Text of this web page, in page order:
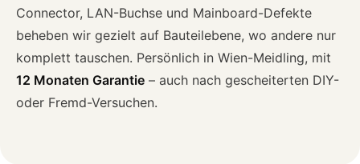
Connector, LAN-Buchse und Mainboard-Defekte
beheben wir gezielt auf Bauteilebene, wo andere nur
komplett tauschen. Persönlich in Wien-Meidling, mit
12 Monaten Garantie – auch nach gescheiterten DIY-
oder Fremd-Versuchen.